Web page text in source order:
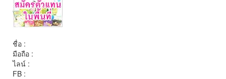
ชื่อ :
มือถือ :
ไลน์ :
FB :